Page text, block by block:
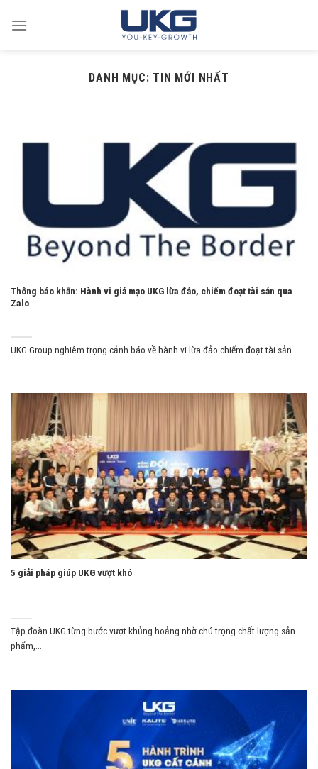
DANH MỤC: TIN MỚI NHẤT
Thông báo khẩn: Hành vi giả mạo UKG lừa đảo, chiếm đoạt tài sản qua
Zalo
UKG Group nghiêm trọng cảnh báo về hành vi lừa đảo chiếm đoạt tài sản...
5 giải pháp giúp UKG vượt khó
Tập đoàn UKG từng bước vượt khủng hoảng nhờ chú trọng chất lượng sản
phẩm,...